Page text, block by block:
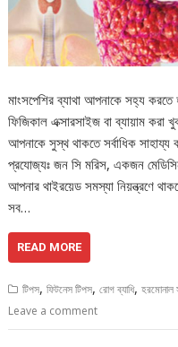
মাংসপেশির ব্যাথা আপনাকে সহ্য
ফিজিকাল এক্সারসাইজ বা ব্যায়াম করা
আপনাকে সুস্থ থাকতে সর্বাধিক
প্রযোজ্যঃ জন সি মরিস, একজন
আপনার থাইরয়েড সমস্যা নিয়ন্ত্রণে
সব…
READ MORE
টিপস,ফিটনেস টিপস,রোগ ব্যাধি,হরমোনাল
Leave a comment